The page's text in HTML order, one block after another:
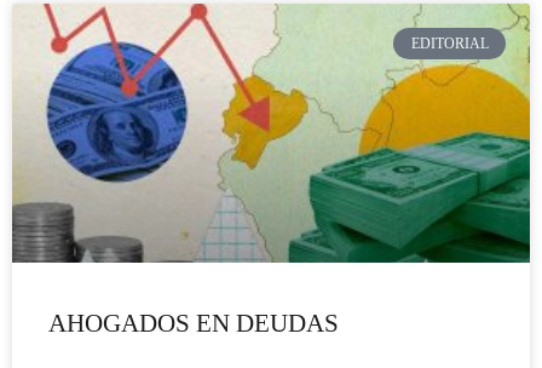
EDITORIAL
AHOGADOS EN DEUDAS